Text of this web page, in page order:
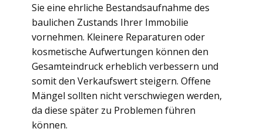
Sie eine ehrliche Bestandsaufnahme des
baulichen Zustands Ihrer Immobilie
vornehmen. Kleinere Reparaturen oder
kosmetische Aufwertungen können den
Gesamteindruck erheblich verbessern und
somit den Verkaufswert steigern. Offene
Mängel sollten nicht verschwiegen werden,
da diese später zu Problemen führen
können.